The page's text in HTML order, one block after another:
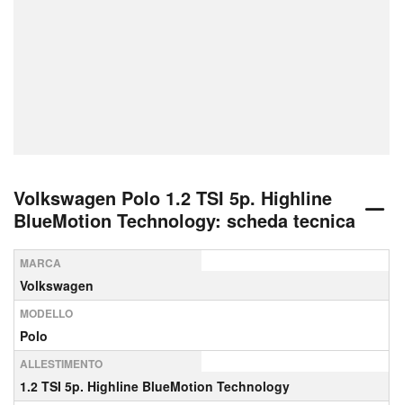
Volkswagen Polo 1.2 TSI 5p. Highline
BlueMotion Technology: scheda tecnica
MARCA
Volkswagen
MODELLO
Polo
ALLESTIMENTO
1.2 TSI 5p. Highline BlueMotion Technology